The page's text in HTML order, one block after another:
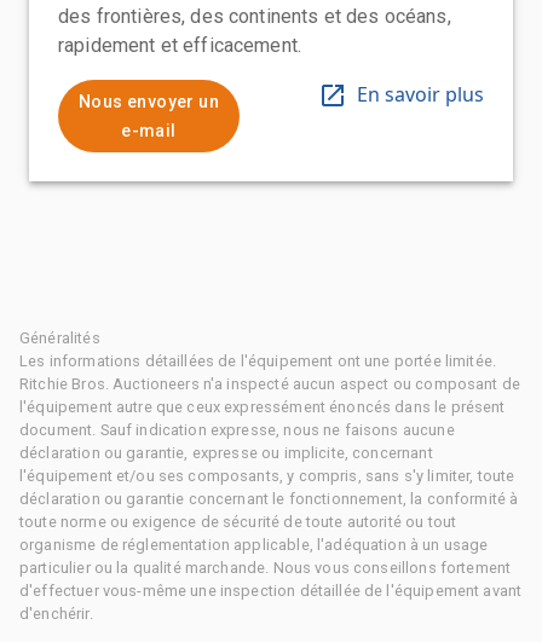
des frontières, des continents et des océans,
rapidement et efficacement.
Nous envoyer un
e-mail
En savoir plus
Généralités
Les informations détaillées de l'équipement ont une portée limitée.
Ritchie Bros. Auctioneers n'a inspecté aucun aspect ou composant de
l'équipement autre que ceux expressément énoncés dans le présent
document. Sauf indication expresse, nous ne faisons aucune
déclaration ou garantie, expresse ou implicite, concernant
l'équipement et/ou ses composants, y compris, sans s'y limiter, toute
déclaration ou garantie concernant le fonctionnement, la conformité à
toute norme ou exigence de sécurité de toute autorité ou tout
organisme de réglementation applicable, l'adéquation à un usage
particulier ou la qualité marchande. Nous vous conseillons fortement
d'effectuer vous-même une inspection détaillée de l'équipement avant
d'enchérir.